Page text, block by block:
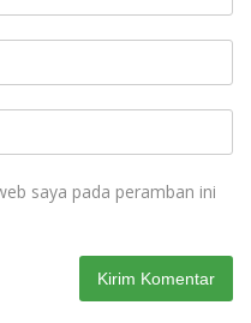
saya pada peramban ini